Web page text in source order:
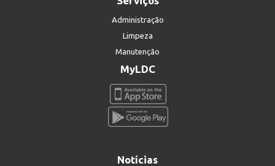
Administração
Limpeza
Manutenção
MyLDC
Notícias